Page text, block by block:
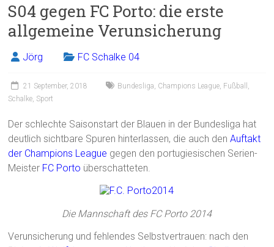
b
o
ok
l
n
S04 gegen FC Porto: die erste
allgemeine Verunsicherung
Jörg FC Schalke 04
21 September, 2018 Bundesliga, Champions League, Fußball ,
Schalke, Sport
Der schlechte Saisonstart der Blauen in der Bundesliga hat
deutlich sichtbare Spuren hinterlassen, die auch denAuftakt
der Champions League gegen den portugiesischen Serien-
Meister FC Porto überschatteten.
Die Mannschaft des FC Porto 2014
Verunsicherung und fehlendes Selbstvertrauen: nach den